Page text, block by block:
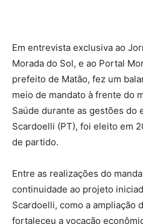
Em entrevista exclusiva ao
Morada do Sol, e ao Portal
prefeito de Matão, fez um
meio de mandato à frente do
Saúde durante as gestões do
Scardoelli (PT), foi eleito em
de partido.
Entre as realizações do
continuidade ao projeto
Scardoelli, como a ampliação
fortaleceu a vocação